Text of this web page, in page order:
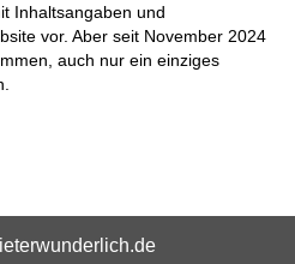
Inhaltsangaben und
vor. Aber seit November 2024
auch nur ein einziges